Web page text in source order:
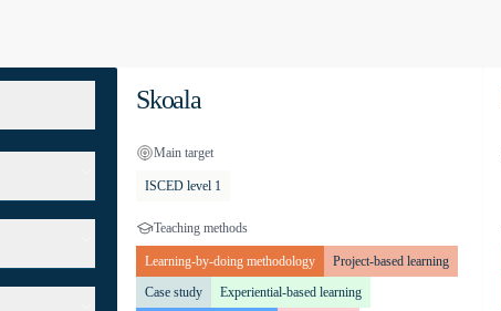
Skoala
Main target
ISCED level 1
Teaching methods
Learning-by-doing methodology
Project-based learning
Case study
Experiential-based learning